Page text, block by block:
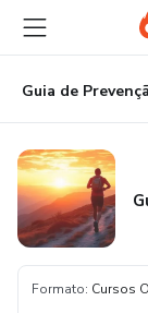
para
conteúdo
principal
para
pagamento
para
rodapé
Formato: Cursos